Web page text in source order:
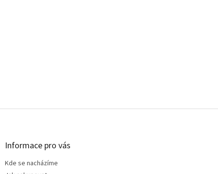
Z
Informace pro vás
Kde se nacházíme